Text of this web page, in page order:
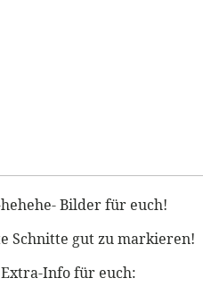
Bilder für euch!
Schnitte gut zu markieren!
Info für euch: